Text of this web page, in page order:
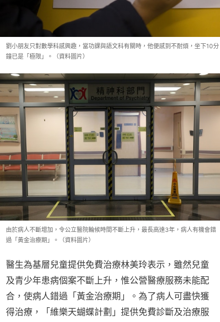
劉小朋友只對數學科感興趣，當功課與語文科有關時，他便感到不耐煩，坐下10分
鐘已是「極限」。（資料圖片）
由於病人不斷增加，令公立醫院輪候時間不斷上升，最長高達3年，病人有機會錯
過「黃金治療期」。（資料圖片）
醫生為基層兒童提供免費治療林美玲表示，雖然兒童
及青少年患病個案不斷上升，惟公營醫療服務未能配
合，使病人錯過「黃金治療期」。為了病人可盡快獲
得治療，「維樂天蝴蝶計劃」提供免費診斷及治療服